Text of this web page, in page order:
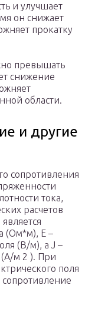
и улучшает
он снижает
прокатку
превышать
снижение
области.
и другие
сопротивления
тока,
расчетов
(Ом*м), Е –
(В/м), а J –
(А/м 2 ). При
поля
сопротивление